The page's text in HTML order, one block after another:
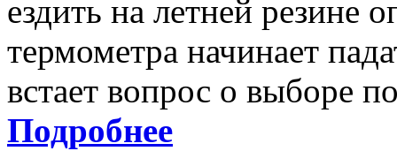
ездить на летней резине
термометра начинает
встает вопрос о выборе
Подробнее